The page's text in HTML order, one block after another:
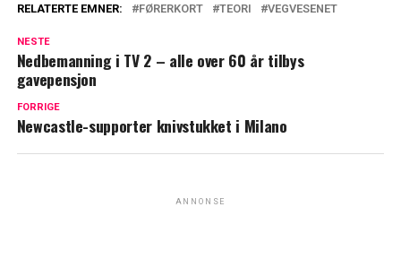
RELATERTE EMNER: FØRERKORT TEORI VEGVESENET
NESTE
Nedbemanning i TV 2 – alle over 60 år tilbys
gavepensjon
FORRIGE
Newcastle-supporter knivstukket i Milano
ANNONSE